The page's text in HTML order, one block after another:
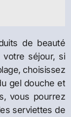
de beauté
séjour, si
choisissez
gel douche et
vous pourrez
serviettes de